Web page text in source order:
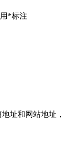
*标注
址和网站地址，